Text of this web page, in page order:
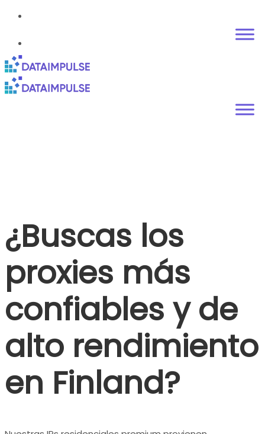
¿Buscas los
proxies más
confiables y de
alto rendimiento
en Finland?